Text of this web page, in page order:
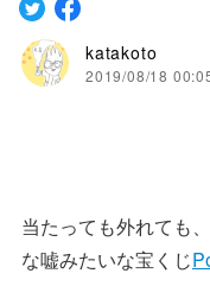
katakoto
2019/08/18
当たっても外れても
な嘘みたいな宝くじ